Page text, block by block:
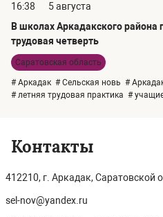
16:38
5 августа
В школах Аркадакского района
трудовая четверть
Саратовская область
# Аркадак # Сельская новь #
# летняя трудовая практика #
Контакты
412210, г. Аркадак, Саратовской
sel-nov@yandex.ru